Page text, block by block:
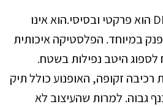
העיצוב של ה DRZ 400 S הוא פרקטי ובסיסי.הוא אינו
במיוחד. הפלסטיקה איכותית
היטב נפילות בשטח.
רכיבה זקופה, האופנוע כולל תיק
גבוה. למרות שהעיצוב לא